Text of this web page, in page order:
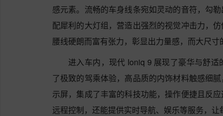
感元素。流畅的车身线条宛如灵动的音符，勾
配犀利的大灯组，营造出强烈的视觉冲击力，
腰线硬朗而富有张力，彰显出力量感，而大尺
进入车内，现代 Ioniq 9 展现了豪华与舒
了极致的驾乘体验，高品质的内饰材料触感细
示屏，集成了丰富的科技功能，操作便捷且反
远程控制，还能提供实时导航、娱乐等服务，